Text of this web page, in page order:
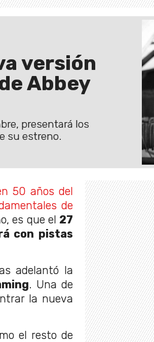
versión
Abbey
presentará los
su estreno.
50 años del
de
es que el 27
con pistas
adelantó la
. Una de
la nueva
el resto de